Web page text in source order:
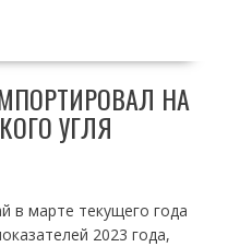
НА
УГЛЯ
в марте текущего года
2023 года,